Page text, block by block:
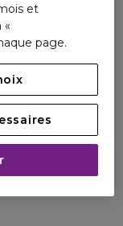
et
«
page.